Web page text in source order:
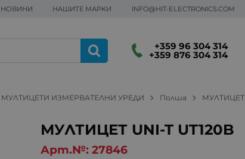
НОВИНИ НАШИТЕ МАРКИ INFO@HIT-ELECTRONICS.COM
+359 96 304 314
+359 876 304 314
МУЛТИЦЕТИ ИЗМЕРВАТЕЛНИ УРЕДИ Полша МУЛТИЦЕТ
МУЛТИЦЕТ UNI-T UT120B
Арт.№: 27846